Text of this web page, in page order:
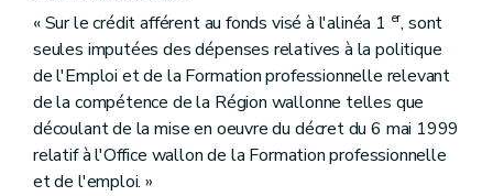
Art. 209
Art. 210
Art. 211
Art. 212
Art. 213
Chapitre X Dispositions finales
Art. 214
Annexe
« Sur le crédit afférent au fonds visé à l'alinéa 1 er, sont
seules imputées des dépenses relatives à la politique
de l'Emploi et de la Formation professionnelle relevant
de la compétence de la Région wallonne telles que
découlant de la mise en oeuvre du décret du 6 mai 1999
relatif à l'Office wallon de la Formation professionnelle
et de l'emploi. »